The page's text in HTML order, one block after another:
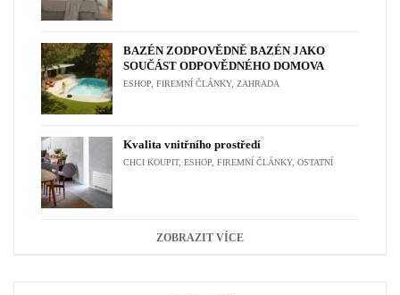
BAZÉN ZODPOVĚDNĚ BAZÉN JAKO
SOUČÁST ODPOVĚDNÉHO DOMOVA
ESHOP FIREMNÍ ČLÁNKY, ZAHRADA
Kvalita vnitřního prostředí
CHCI KOUPIT, ESHOP FIREMNÍ ČLÁNKY, OSTATNÍ
ZOBRAZIT VÍCE